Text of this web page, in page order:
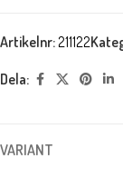
Artikelnr:211122
Dela:
VARIANT